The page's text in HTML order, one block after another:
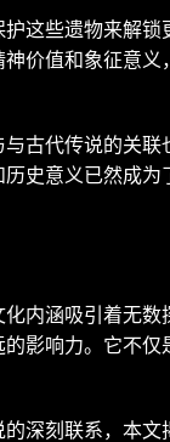
这些遗物来解
价值和象征意义
古代传说的关联
史意义已然成
内涵吸引着无
影响力。它不
深刻联系，本文